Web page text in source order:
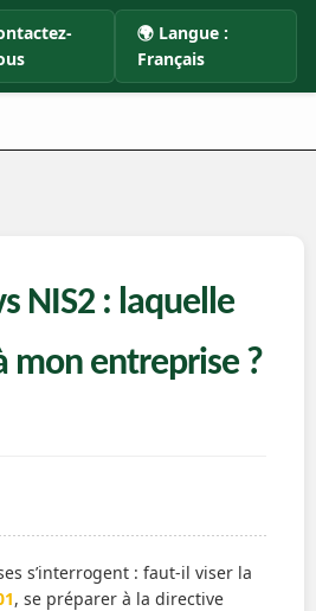
🌍 Langue :
Français
NIS2 : laquelle
mon entreprise ?
s’interrogent : faut-il viser la
, se préparer à la directive